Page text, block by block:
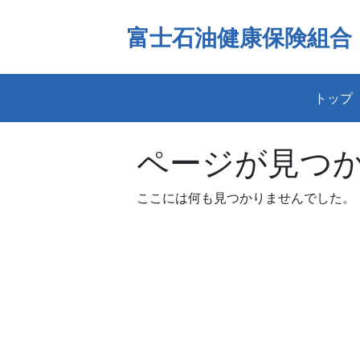
富士石油健康保険組合
トップ
ページが見つ
ここには何も見つかりませんでした。